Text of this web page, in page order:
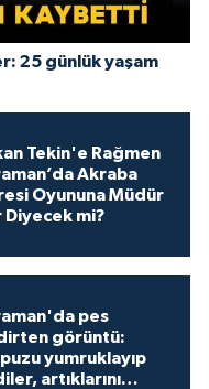
25 günlük yaşam
Tekin'e Rağmen
Akraba
Oyununa Müdür
Diyecek mi?
pes
görüntü:
yumruklayıp
artıklarını